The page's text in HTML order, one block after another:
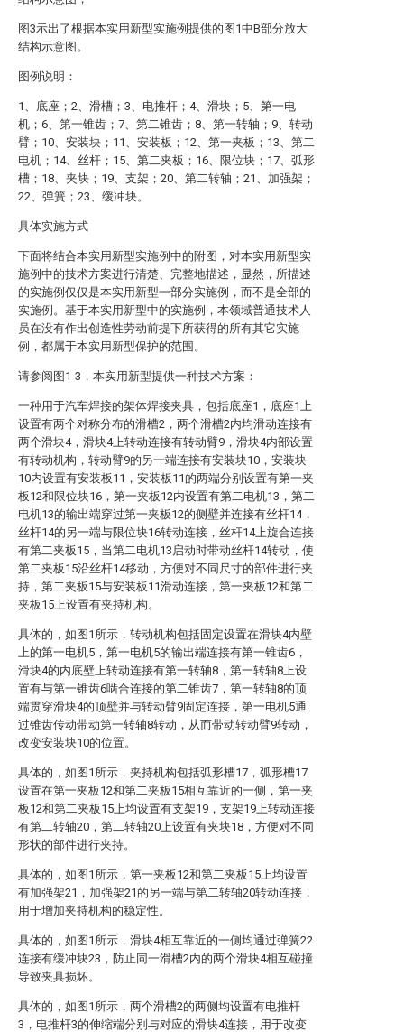
图3示出了根据本实用新型实施例提供的图1中B部分放大
结构示意图。
图例说明：
1、底座；2、滑槽；3、电推杆；4、滑块；5、第一电
机；6、第一锥齿；7、第二锥齿；8、第一转轴；9、转动
臂；10、安装块；11、安装板；12、第一夹板；13、第二
电机；14、丝杆；15、第二夹板；16、限位块；17、弧形
槽；18、夹块；19、支架；20、第二转轴；21、加强架；
22、弹簧；23、缓冲块。
具体实施方式
下面将结合本实用新型实施例中的附图，对本实用新型实
施例中的技术方案进行清楚、完整地描述，显然，所描述
的实施例仅仅是本实用新型一部分实施例，而不是全部的
实施例。基于本实用新型中的实施例，本领域普通技术人
员在没有作出创造性劳动前提下所获得的所有其它实施
例，都属于本实用新型保护的范围。
请参阅图1-3，本实用新型提供一种技术方案：
一种用于汽车焊接的架体焊接夹具，包括底座1，底座1上
设置有两个对称分布的滑槽2，两个滑槽2内均滑动连接有
两个滑块4，滑块4上转动连接有转动臂9，滑块4内部设置
有转动机构，转动臂9的另一端连接有安装块10，安装块
10内设置有安装板11，安装板11的两端分别设置有第一夹
板12和限位块16，第一夹板12内设置有第二电机13，第二
电机13的输出端穿过第一夹板12的侧壁并连接有丝杆14，
丝杆14的另一端与限位块16转动连接，丝杆14上旋合连接
有第二夹板15，当第二电机13启动时带动丝杆14转动，使
第二夹板15沿丝杆14移动，方便对不同尺寸的部件进行夹
持，第二夹板15与安装板11滑动连接，第一夹板12和第二
夹板15上设置有夹持机构。
具体的，如图1所示，转动机构包括固定设置在滑块4内壁
上的第一电机5，第一电机5的输出端连接有第一锥齿6，
滑块4的内底壁上转动连接有第一转轴8，第一转轴8上设
置有与第一锥齿6啮合连接的第二锥齿7，第一转轴8的顶
端贯穿滑块4的顶壁并与转动臂9固定连接，第一电机5通
过锥齿传动带动第一转轴8转动，从而带动转动臂9转动，
改变安装块10的位置。
具体的，如图1所示，夹持机构包括弧形槽17，弧形槽17
设置在第一夹板12和第二夹板15相互靠近的一侧，第一夹
板12和第二夹板15上均设置有支架19，支架19上转动连接
有第二转轴20，第二转轴20上设置有夹块18，方便对不同
形状的部件进行夹持。
具体的，如图1所示，第一夹板12和第二夹板15上均设置
有加强架21，加强架21的另一端与第二转轴20转动连接，
用于增加夹持机构的稳定性。
具体的，如图1所示，滑块4相互靠近的一侧均通过弹簧22
连接有缓冲块23，防止同一滑槽2内的两个滑块4相互碰撞
导致夹具损坏。
具体的，如图1所示，两个滑槽2的两侧均设置有电推杆
3，电推杆3的伸缩端分别与对应的滑块4连接，用于改变